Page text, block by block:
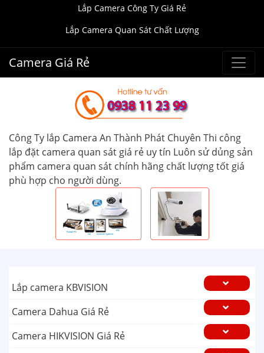
Lắp Camera Công Ty Giá Rẻ
Lắp Camera Quan Sát Chất Lượng
Camera Giá Rẻ
Công Ty lắp Camera An Thành Phát Chuyên Thi công
lắp đặt camera quan sát giá rẻ uy tín Luôn sử dủng sản
phẩm camera quan sát chính hãng chất lượng tốt giá
phù hợp cho người dùng.
Lắp camera KBVISION
Camera Dahua Giá Rẻ
Camera HIKVISION Giá Rẻ